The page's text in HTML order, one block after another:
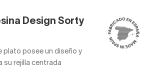
Design Sorty
plato posee un diseño y
su rejilla centrada